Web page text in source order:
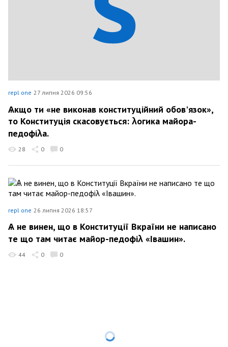
repl one 27 липня 2026 09:56
Ѧкщо ти «не виконав конституційний обов'язок»,
то Конституція скасовується: λогика майора-
педофіλа.
28 0 0
repl one 26 липня 2026 18:57
Ѧ не винен, що в Конституції Вкраїни не написано
те що там читає майор-педофіλ «Івашин».
44 0 0